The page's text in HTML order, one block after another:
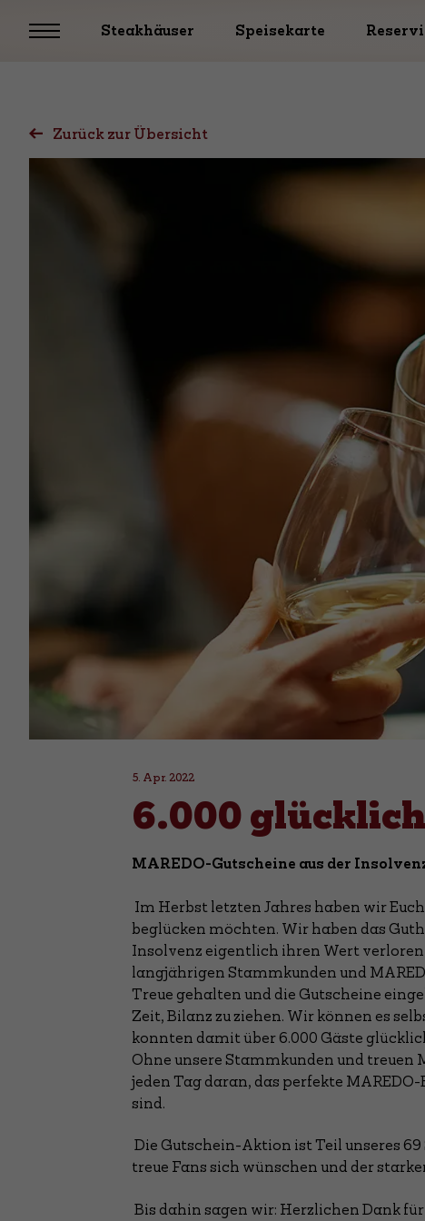
Steakhäuser Speisekarte
Zurück zur Übersicht
5. Apr. 2022
6.000
MAREDO-Gutscheine aus der
Im Herbst letzten Jahres haben wir
beglücken möchten. Wir haben das
Insolvenz eigentlich ihren Wert verloren
langjährigen Stammkunden und
Treue gehalten und die Gutscheine
Zeit, Bilanz zu ziehen. Wir können es
konnten damit über 6.000 Gäste
Ohne unsere Stammkunden und treuen
jeden Tag daran, das perfekte
sind.
Die Gutschein-Aktion ist Teil unseres
treue Fans sich wünschen und der
Bis dahin sagen wir: Herzlichen Dank für